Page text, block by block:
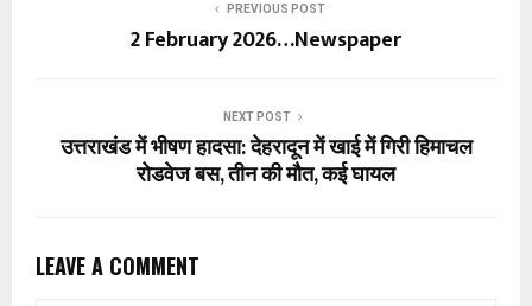
PREVIOUS POST
2 February 2026…Newspaper
NEXT POST
उत्तराखंड में भीषण हादसा: देहरादून में खाई में गिरी हिमाचल
रोडवेज बस, तीन की मौत, कई घायल
LEAVE A COMMENT